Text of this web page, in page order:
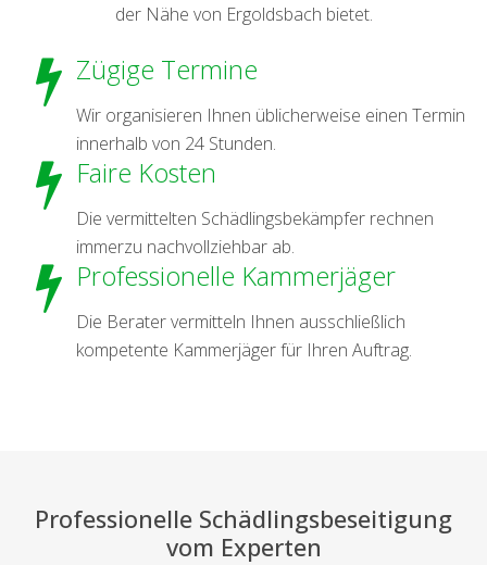
der Nähe von Ergoldsbach bietet.
Zügige Termine
Wir organisieren Ihnen üblicherweise einen Termin
innerhalb von 24 Stunden.
Faire Kosten
Die vermittelten Schädlingsbekämpfer rechnen
immerzu nachvollziehbar ab.
Professionelle Kammerjäger
Die Berater vermitteln Ihnen ausschließlich
kompetente Kammerjäger für Ihren Auftrag.
Professionelle Schädlingsbeseitigung
vom Experten